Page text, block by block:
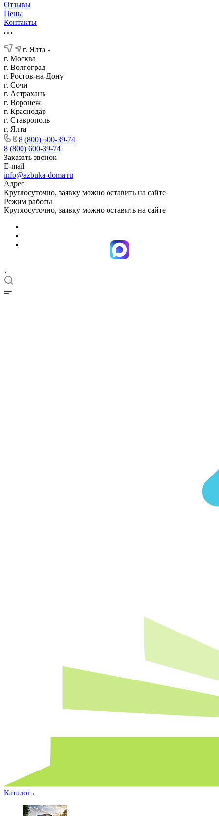
Отзывы
Цены
Контакты
г. Ялта
г. Москва
г. Волгоград
г. Ростов-на-Дону
г. Сочи
г. Астрахань
г. Воронеж
г. Краснодар
г. Ставрополь
г. Ялта
8 (800) 600-39-74
8 (800) 600-39-74
Заказать звонок
E-mail
info@azbuka-doma.ru
Адрес
Круглосуточно, заявку можно оставить на сайте
Режим работы
Круглосуточно, заявку можно оставить на сайте
Каталог